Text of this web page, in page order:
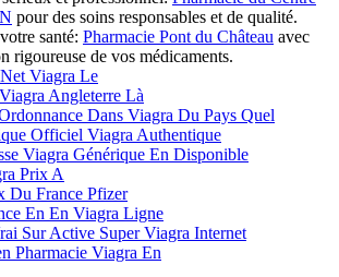
pour des soins responsables et de qualité.
santé: Pharmacie Pont du Château avec
rigoureuse de vos médicaments.
Viagra Le
Angleterre Là
Dans Viagra Du Pays Quel
Officiel Viagra Authentique
Viagra Générique En Disponible
Prix A
Du France Pfizer
En En Viagra Ligne
Sur Active Super Viagra Internet
Pharmacie Viagra En